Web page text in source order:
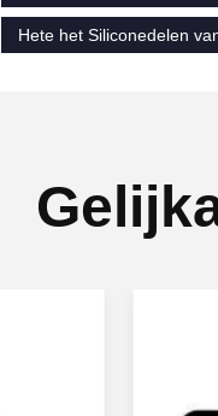
Hete het Siliconedelen